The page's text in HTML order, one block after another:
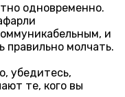
одновременно.
и
правильно молчать.
убедитесь,
те, кого вы